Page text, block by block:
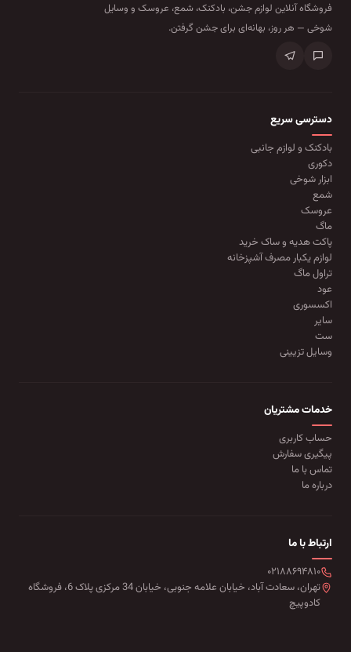
فروشگاه آنلاین لوازم جشن، بادکنک، شمع، عروسک و وسایل
شوخی — هر روز، بهانه‌ای برای جشن گرفتن.
دسترسی سریع
بادکنک و لوازم جانبی
دکوری
ابزار شوخی
شمع
عروسک
ماگ
پاکت هدیه و ساک خرید
لوازم یکبار مصرف آشپزخانه
تراول ماگ
عود
اکسسوری
سایر
ست
وسایل تزیینی
خدمات مشتریان
حساب کاربری
پیگیری سفارش
تماس با ما
درباره ما
ارتباط با ما
۰۲۱۸۸۶۹۴۸۱۰
تهران، سعادت آباد، خیابان علامه جنوبی، خیابان 34 مرکزی پلاک 6، فروشگاه
کادوپیچ